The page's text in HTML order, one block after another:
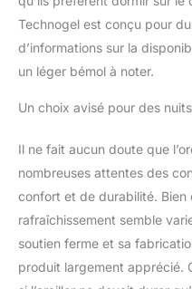
Technogel est conçu pour
d’informations sur la
un léger bémol à noter.
Un choix avisé pour des
Il ne fait aucun doute que
nombreuses attentes des
confort et de durabilité.
rafraîchissement semble
soutien ferme et sa
produit largement apprécié.